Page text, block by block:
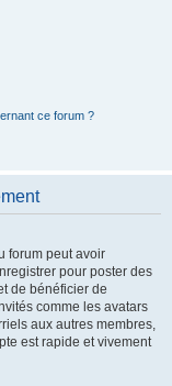
ce forum ?
forum peut avoir
pour poster des
de bénéficier de
comme les avatars
aux autres membres,
est rapide et vivement